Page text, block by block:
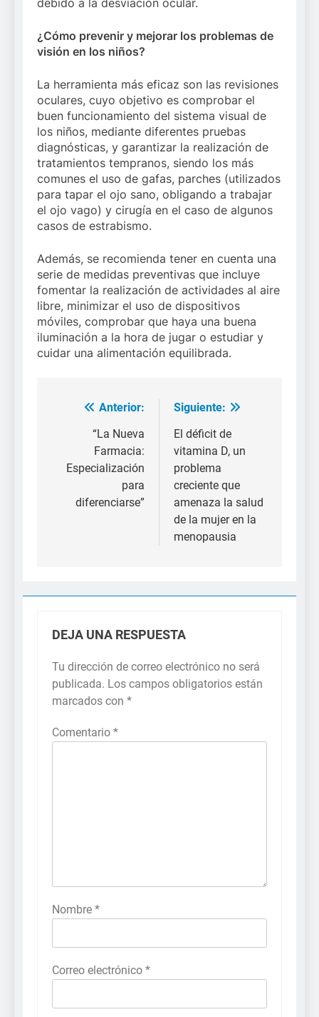
debido a la desviación ocular.
¿Cómo prevenir y mejorar los problemas de
visión en los niños?
La herramienta más eficaz son las revisiones
oculares, cuyo objetivo es comprobar el
buen funcionamiento del sistema visual de
los niños, mediante diferentes pruebas
diagnósticas, y garantizar la realización de
tratamientos tempranos, siendo los más
comunes el uso de gafas, parches (utilizados
para tapar el ojo sano, obligando a trabajar
el ojo vago) y cirugía en el caso de algunos
casos de estrabismo.
Además, se recomienda tener en cuenta una
serie de medidas preventivas que incluye
fomentar la realización de actividades al aire
libre, minimizar el uso de dispositivos
móviles, comprobar que haya una buena
iluminación a la hora de jugar o estudiar y
cuidar una alimentación equilibrada.
Navegación
entradas
Anterior:
“La Nueva
Farmacia:
Especialización
para
diferenciarse”
Siguiente:
El déficit de
vitamina D, un
problema
creciente que
amenaza la salud
de la mujer en la
menopausia
DEJA UNA RESPUESTA
Tu dirección de correo electrónico no será
publicada. Los campos obligatorios están
marcados con *
Comentario *
Nombre *
Correo electrónico *